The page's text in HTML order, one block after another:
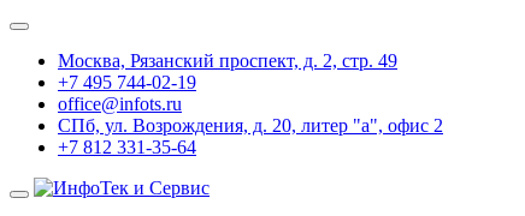
Москва, Рязанский проспект, д. 2, стр. 49
+7 495 744-02-19
office@infots.ru
СПб, ул. Возрождения, д. 20, литер "a", офис 2
+7 812 331-35-64